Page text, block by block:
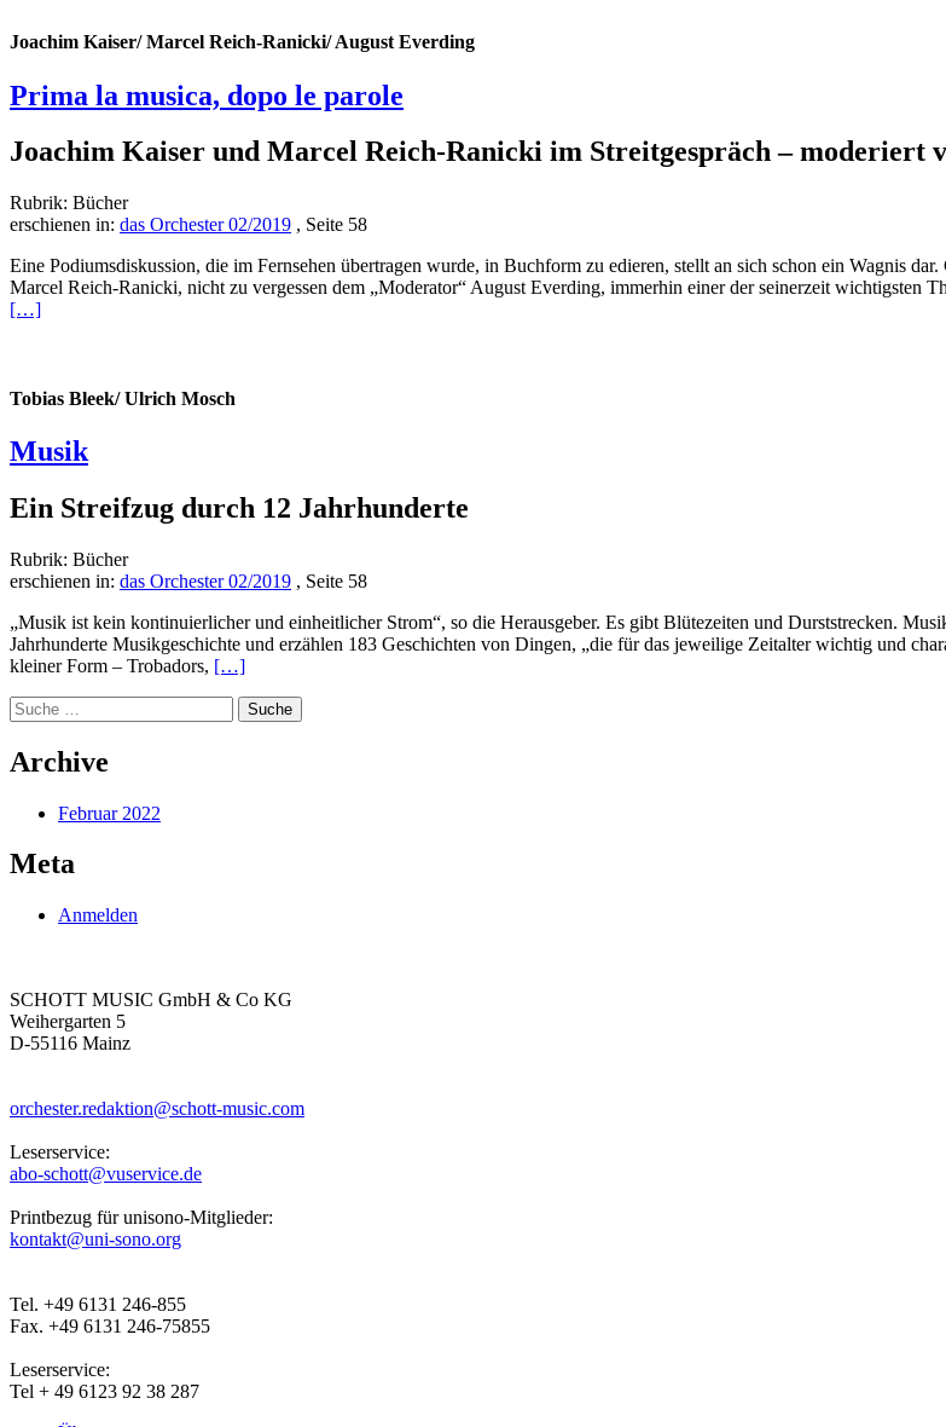
Joachim Kaiser/ Marcel Reich-Ranicki/ August Everding
Prima la musica, dopo le parole
Joachim Kaiser und Marcel Reich-Ranicki im Streitgespräch – moderiert
Rubrik: Bücher
erschienen in: das Orchester 02/2019 , Seite 58
Eine Podiumsdiskussion, die im Fernsehen übertragen wurde, in Buchform zu edieren, stellt an sich schon ein Wagnis
Marcel Reich-Ranicki, nicht zu vergessen dem „Moderator“ August Everding, immerhin einer der seinerzeit wichtigsten
[…]
Tobias Bleek/ Ulrich Mosch
Musik
Ein Streifzug durch 12 Jahrhunderte
Rubrik: Bücher
erschienen in: das Orchester 02/2019 , Seite 58
„Musik ist kein kontinuierlicher und einheitlicher Strom“, so die He­rausgeber. Es gibt Blütezeiten und Durststrecken.
Jahrhunderte Musikgeschichte und erzählen 183 Geschichten von Dingen, „die für das jeweilige Zeitalter wichtig und
kleiner Form – Trobadors, Read
about
[…]
Suche
nach:
Archive
Februar 2022
Meta
Anmelden
SCHOTT MUSIC GmbH & Co KG
Weihergarten 5
D-55116 Mainz
orchester.redaktion@schott-music.com
Leserservice:
abo-schott@vuservice.de
Printbezug für unisono-Mitglieder:
kontakt@uni-sono.org
Tel. +49 6131 246-855
Fax. +49 6131 246-75855
Leserservice:
Tel + 49 6123 92 38 287